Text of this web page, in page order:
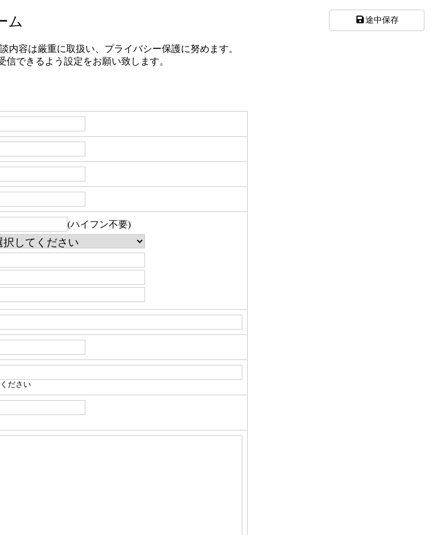
ム
内容は厳重に取扱い、プライバシー保護に努めます。
信できるよう設定をお願い致します。
(ハイフン不要)
ださい
途中保存